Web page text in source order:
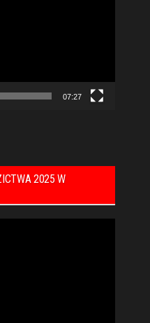
07:27
2025 W